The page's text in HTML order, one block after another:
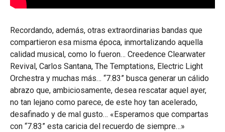
Recordando, además, otras extraordinarias bandas que
compartieron esa misma época, inmortalizando aquella
calidad musical, como lo fueron… Creedence Clearwater
Revival, Carlos Santana, The Temptations, Electric Light
Orchestra y muchas más… “7.83” busca generar un cálido
abrazo que, ambiciosamente, desea rescatar aquel ayer,
no tan lejano como parece, de este hoy tan acelerado,
desafinado y de mal gusto… «Esperamos que compartas
con “7.83” esta caricia del recuerdo de siempre…»